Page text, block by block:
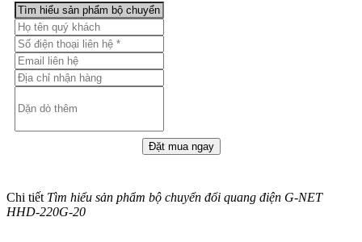
Chi tiết Tìm hiểu sản phẩm bộ chuyển đổi quang điện G-NET
HHD-220G-20